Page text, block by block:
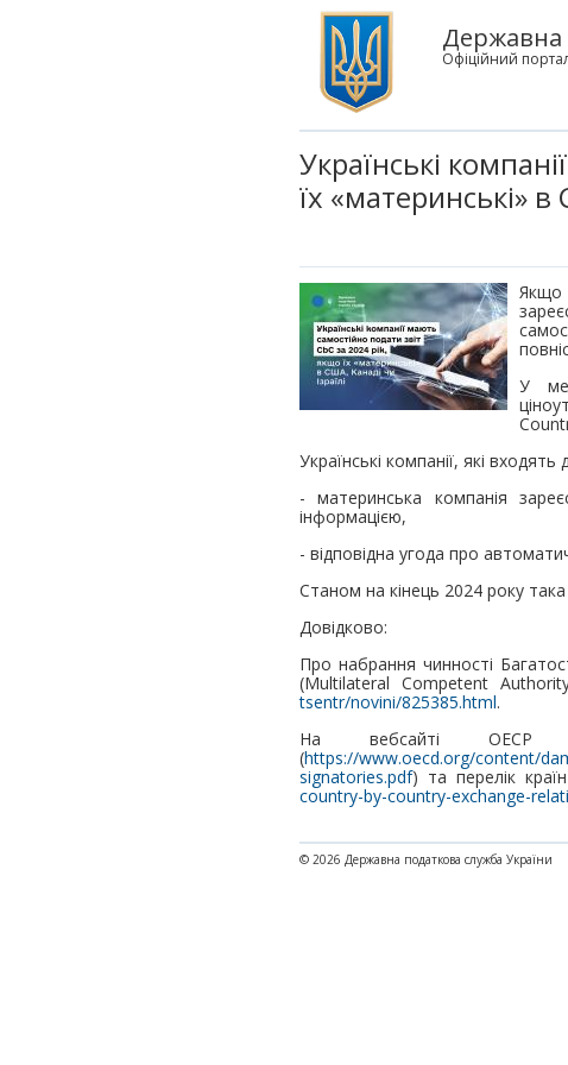
Державна
Офіційний
Українські
їх «материнські» в
Якщо
У
Українські компанії, які
- материнська компанія
інформацією,
- відповідна угода про
Станом на кінець 2024 року
Довідково:
Про набрання чинності
(Multilateral Competent
tsentr/novini/825385.html.
На вебсайті ОЕСР
(https://www.oecd.org/content/
signatories.pdf) та перелік
country-by-country-exchange-
© 2026 Державна податкова служба України